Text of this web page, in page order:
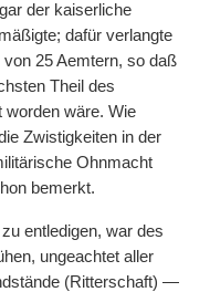
der kaiserliche
dafür verlangte
25 Aemtern, so daß
Theil des
worden wäre. Wie
Zwistigkeiten in der
Ohnmacht
bemerkt.
entledigen, war des
ungeachtet aller
(Ritterschaft) —